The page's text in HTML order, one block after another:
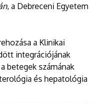
, a Debreceni Egyetem
a Klinikai
integrációjának
betegek számának
és hepatológia